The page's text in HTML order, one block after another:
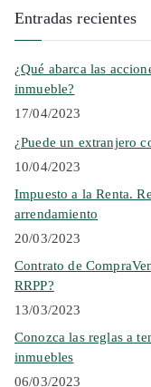
Entradas recientes
¿Qué abarca las
inmueble?
17/04/2023
¿Puede un extranjero
10/04/2023
Impuesto a la Renta.
arrendamiento
20/03/2023
Contrato de
RRPP?
13/03/2023
Conozca las reglas a
inmuebles
06/03/2023